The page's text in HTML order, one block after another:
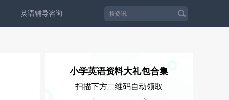
英语辅导咨询
小学英语资料大礼包合集
扫描下方二维码自动领取